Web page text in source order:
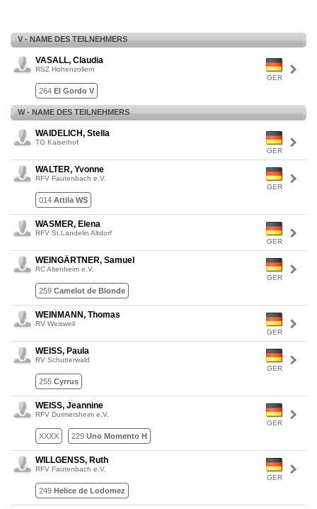
V - NAME DES TEILNEHMERS
GER
VASALL, Claudia
RSZ Hohenzollern
264 El Gordo V
W - NAME DES TEILNEHMERS
GER
WAIDELICH, Stella
TG Kaiserhof
GER
WALTER, Yvonne
RFV Fautenbach e.V.
014 Attila WS
GER
WASMER, Elena
RFV St.Landelin Altdorf
GER
WEINGÄRTNER, Samuel
RC Altenheim e.V.
259 Camelot de Blonde
GER
WEINMANN, Thomas
RV Weisweil
GER
WEISS, Paula
RV Schutterwald
255 Cyrrus
GER
WEISS, Jeannine
RFV Durmersheim e.V.
XXXX 229 Uno Momento H
GER
WILLGENSS, Ruth
RFV Fautenbach e.V.
249 Helice de Lodomez